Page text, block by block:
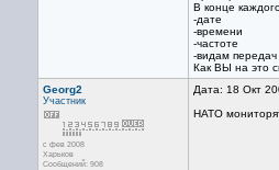
В конце
-дате
-времени
-частоте
-видам
Как ВЫ на это
Georg2
Участник
с фев 2008
Харьков
Сообщений: 908
Дата: 18 Окт
НАТО